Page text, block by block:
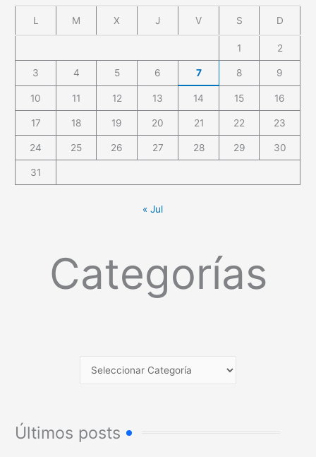
L M X J V S D
1 2
3 4 5 6 7 8 9
10 11 12 13 14 15 16
17 18 19 20 21 22 23
24 25 26 27 28 29 30
31
« Jul
Categorías
Últimos posts